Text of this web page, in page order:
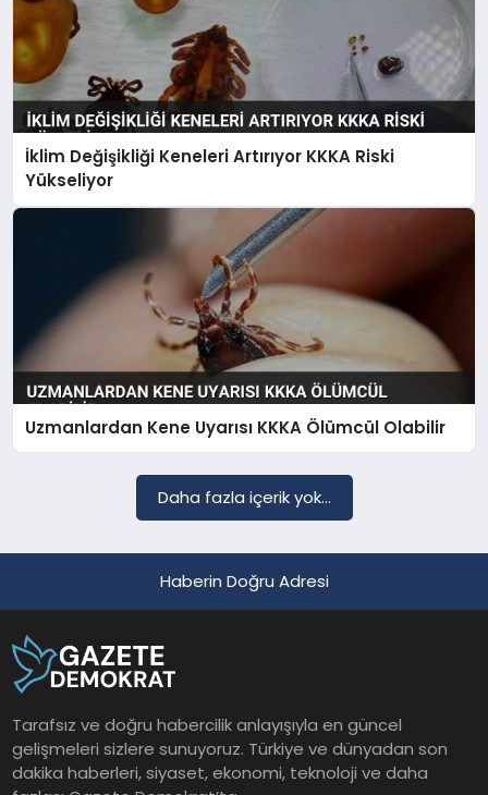
DÜNYA
YAŞAM
İklim Değişikliği Keneleri Artırıyor KKKA Riski
Yükseliyor
Uzmanlardan Kene Uyarısı KKKA Ölümcül Olabilir
Daha fazla içerik yok...
Haberin Doğru Adresi
Tarafsız ve doğru habercilik anlayışıyla en güncel
gelişmeleri sizlere sunuyoruz. Türkiye ve dünyadan son
dakika haberleri, siyaset, ekonomi, teknoloji ve daha